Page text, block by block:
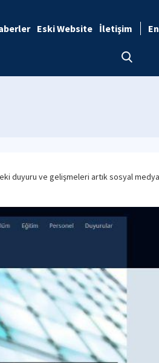
Eski Website İletişim
duyuru ve gelişmeleri artık sosyal medya